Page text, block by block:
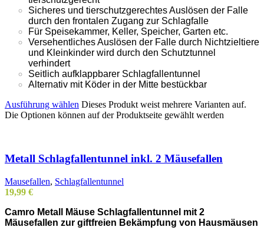
Sicheres und tierschutzgerechtes Auslösen der Falle
durch den frontalen Zugang zur Schlagfalle
Für Speisekammer, Keller, Speicher, Garten etc.
Versehentliches Auslösen der Falle durch Nichtzieltiere
und Kleinkinder wird durch den Schutztunnel
verhindert
Seitlich aufklappbarer Schlagfallentunnel
Alternativ mit Köder in der Mitte bestückbar
Ausführung wählen Dieses Produkt weist mehrere Varianten auf.
Die Optionen können auf der Produktseite gewählt werden
Metall Schlagfallentunnel inkl. 2 Mäusefallen
Mausefallen, Schlagfallentunnel
19,99 €
Camro Metall Mäuse Schlagfallentunnel mit 2
Mäusefallen zur giftfreien Bekämpfung von Hausmäusen